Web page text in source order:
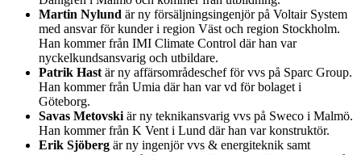
Martin Nylund är ny försäljningsingenjör på Voltair System
med ansvar för kunder i region Väst och region Stockholm.
Han kommer från IMI Climate Control där han var
nyckelkundsansvarig och utbildare.
Patrik Hast är ny affärsområdeschef för vvs på Sparc Group.
Han kommer från Umia där han var vd för bolaget i
Göteborg.
Savas Metovski är ny teknikansvarig vvs på Sweco i Malmö.
Han kommer från K Vent i Lund där han var konstruktör.
Erik Sjöberg är ny ingenjör vvs & energiteknik samt